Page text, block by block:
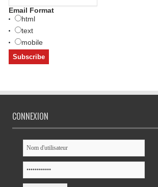
Email Format
html
text
mobile
CONNEXION